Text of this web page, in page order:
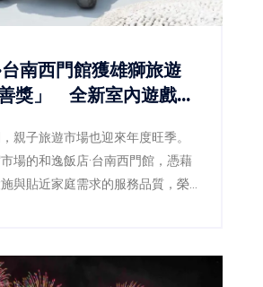
南西門館獲雄獅旅遊
善獎」 全新室內遊戲室
親子旅遊市場也迎來年度旺季。
場的和逸飯店·台南西門館，憑藉
與貼近家庭需求的服務品質，榮
推出全新室內遊戲空間「和逸囡
「FUN暑假 1+1放電趣」體驗套票